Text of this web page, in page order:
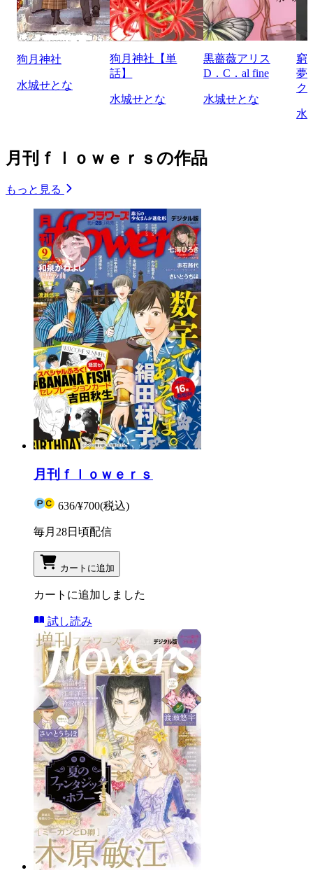
狗月神社
水城せとな
狗月神社【単
話】
水城せとな
黒薔薇アリス
D．C．al fine
水城せとな
窮
夢
ク
水
月刊ｆｌｏｗｅｒｓの作品
もっと見る
月刊ｆｌｏｗｅｒｓ
636/¥700(税込)
毎月28日頃配信
カートに追加
カートに追加しました
試し読み